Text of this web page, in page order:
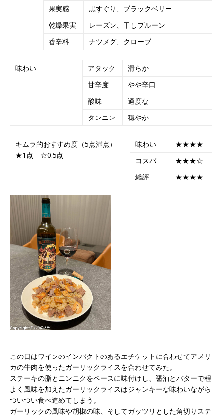
果実感
黒すぐり、ブラックベリー
乾燥果実
レーズン、干しプルーン
香辛料
ナツメグ、クローブ
味わい アタック
滑らか
甘辛度
やや辛口
酸味
適度な
タンニン
穏やか
キムラ的おすすめ度（5点満点）
★1点 ☆0.5点
味わい
★★★★
コスパ
★★★☆
総評
★★★★
この日はワインのインパクトのあるエチケットに合わせてアメリ
カの牛肉を使ったガーリックライスを合わせてみた。
ステーキの脂とニンニクをベースに味付けし、醤油とバターで程
よく風味を加えたガーリックライスはジャンキーな味わいながら
ついつい食べ進めてしまう。
ガーリックの風味や胡椒の味、そしてガッツリとした角切りステ